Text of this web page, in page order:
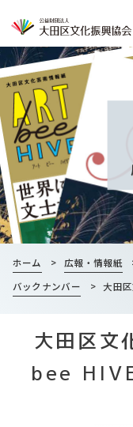
ホーム > 広報・情報紙
バックナンバー
> 大田
大田区文
bee